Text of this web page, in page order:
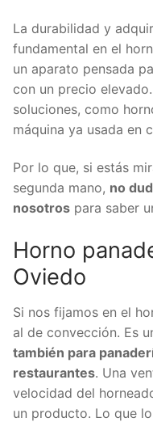
La durabilidad y
fundamental en el
un aparato pensada
con un precio
soluciones, como
máquina ya usada en
Por lo que, si estás
segunda mano, no
nosotros para saber
Horno
Oviedo
Si nos fijamos en el
al de convección. Es
también para
restaurantes. Una
velocidad del
un producto. Lo que